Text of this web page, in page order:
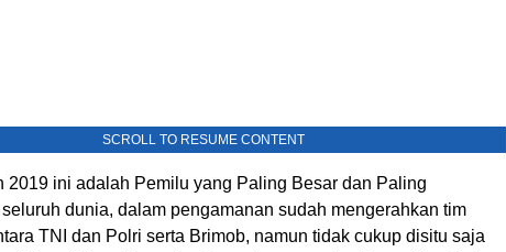
SCROLL TO RESUME CONTENT
2019 ini adalah Pemilu yang Paling Besar dan Paling
dunia, dalam pengamanan sudah mengerahkan tim
TNI dan Polri serta Brimob, namun tidak cukup disitu saja